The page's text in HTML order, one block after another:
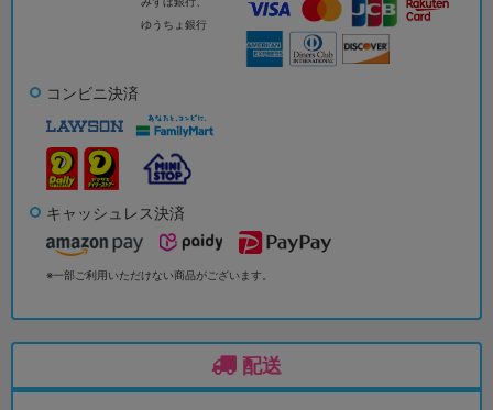
ゆうちょ銀行
コンビニ決済
キャッシュレス決済
※一部ご利用いただけない商品がございます。
配送